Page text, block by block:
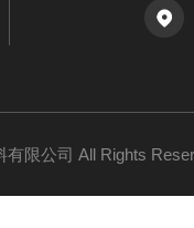
有限公司 All Rights